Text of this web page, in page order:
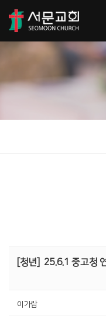
[청년] 25.6.1 중고청
이가람